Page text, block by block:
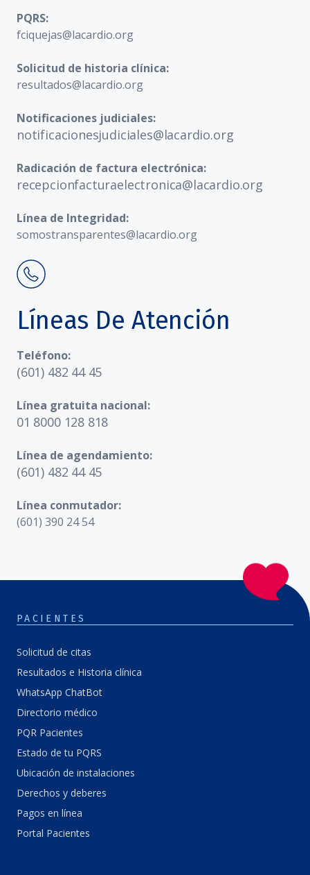
PQRS:
fciquejas@lacardio.org
Solicitud de historia clínica:
resultados@lacardio.org
Notificaciones judiciales:
notificacionesjudiciales@lacardio.org
Radicación de factura electrónica:
recepcionfacturaelectronica@lacardio.org
Línea de Integridad:
somostransparentes@lacardio.org
Líneas De Atención
Teléfono:
(601) 482 44 45
Línea gratuita nacional:
01 8000 128 818
Línea de agendamiento:
(601) 482 44 45
Línea conmutador:
(601) 390 24 54
PACIENTES
Solicitud de citas
Resultados e Historia clínica
WhatsApp ChatBot
Directorio médico
PQR Pacientes
Estado de tu PQRS
Ubicación de instalaciones
Derechos y deberes
Pagos en línea
Portal Pacientes